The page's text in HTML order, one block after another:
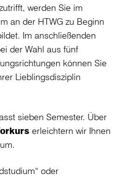
werden Sie im
an der HTWG zu Beginn
Im anschließenden
der Wahl aus fünf
können Sie
Lieblingsdisziplin
sieben Semester. Über
erleichtern wir Ihnen
oder